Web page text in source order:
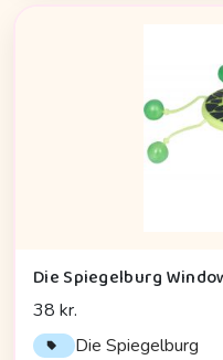
Die Spiegelburg
38 kr.
Die Spiegelburg